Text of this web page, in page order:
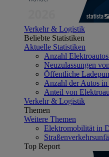
Verkehr & Logistik
Beliebte Statistiken
Aktuelle Statistiken
Anzahl
Neuzulassungen
Öffentliche
Anzahl der Autos
Anteil von
Verkehr & Logistik
Themen
Weitere Themen
Elektromobilität in
Top Report